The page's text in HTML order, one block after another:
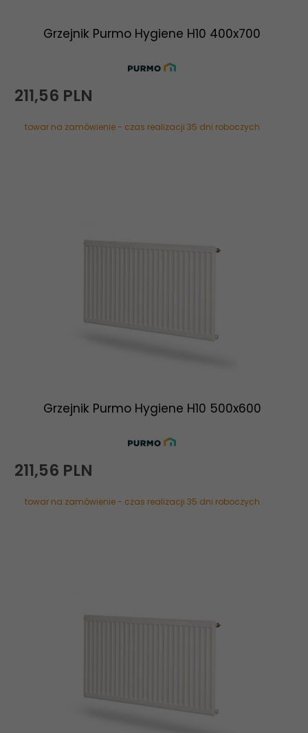
Grzejnik Purmo Hygiene H10 400x700
211,56 PLN
towar na zamówienie - czas realizacji 35 dni roboczych
Grzejnik Purmo Hygiene H10 500x600
211,56 PLN
towar na zamówienie - czas realizacji 35 dni roboczych